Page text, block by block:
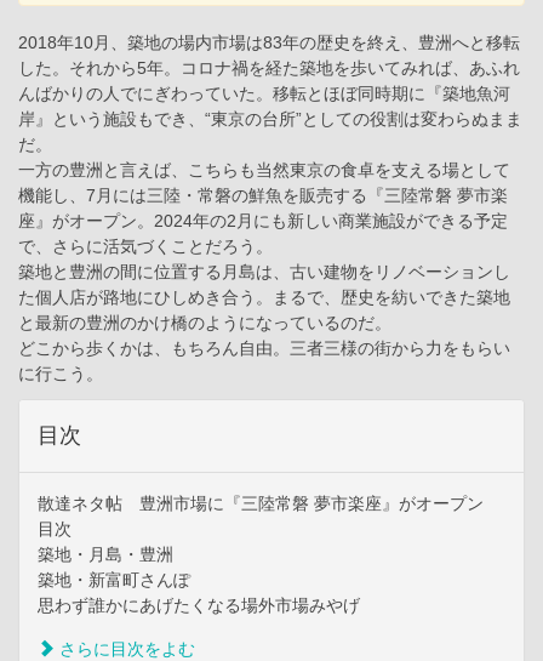
2018年10月、築地の場内市場は83年の歴史を終え、豊洲へと移転
した。それから5年。コロナ禍を経た築地を歩いてみれば、あふれ
んばかりの人でにぎわっていた。移転とほぼ同時期に『築地魚河
岸』という施設もでき、“東京の台所”としての役割は変わらぬまま
だ。
一方の豊洲と言えば、こちらも当然東京の食卓を支える場として
機能し、7月には三陸・常磐の鮮魚を販売する『三陸常磐 夢市楽
座』がオープン。2024年の2月にも新しい商業施設ができる予定
で、さらに活気づくことだろう。
築地と豊洲の間に位置する月島は、古い建物をリノベーションし
た個人店が路地にひしめき合う。まるで、歴史を紡いできた築地
と最新の豊洲のかけ橋のようになっているのだ。
どこから歩くかは、もちろん自由。三者三様の街から力をもらい
に行こう。
目次
散達ネタ帖 豊洲市場に『三陸常磐 夢市楽座』がオープン
目次
築地・月島・豊洲
築地・新富町さんぽ
思わず誰かにあげたくなる場外市場みやげ
さらに目次をよむ